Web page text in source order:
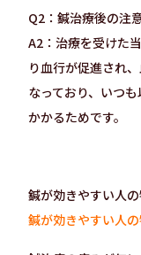
Q2：鍼治療後の注
A2：治療を受けた
り血行が促進され
なっており、いつ
かかるためです。
鍼が効きやすい人
鍼が効きやすい人